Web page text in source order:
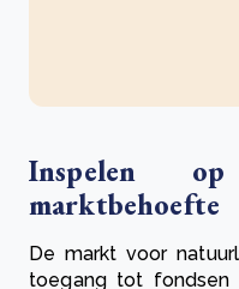
Inspelen
marktbehoefte
De markt voor
toegang tot fondsen